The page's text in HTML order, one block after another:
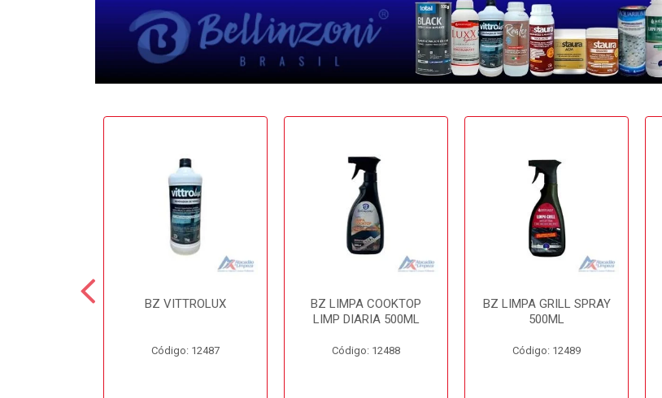
BZ VITTROLUX
Código: 12487
BZ LIMPA COOKTOP
LIMP DIARIA 500ML
Código: 12488
BZ LIMPA GRILL SPRAY
500ML
Código: 12489